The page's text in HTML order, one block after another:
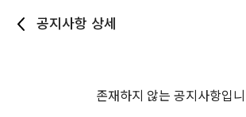
공지사항 상세
존재하지 않는 공지사항입